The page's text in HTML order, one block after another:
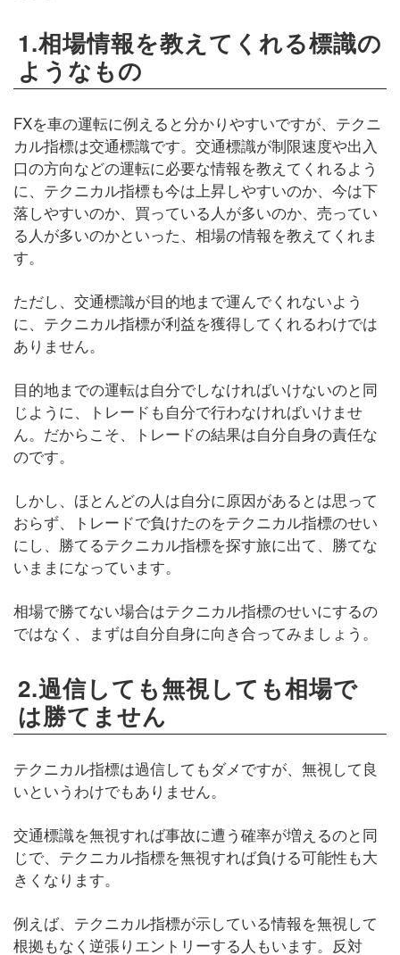
1.相場情報を教えてくれる標識の
ようなもの
FXを車の運転に例えると分かりやすいですが、テクニ
カル指標は交通標識です。交通標識が制限速度や出入
口の方向などの運転に必要な情報を教えてくれるよう
に、テクニカル指標も今は上昇しやすいのか、今は下
落しやすいのか、買っている人が多いのか、売ってい
る人が多いのかといった、相場の情報を教えてくれま
す。
ただし、交通標識が目的地まで運んでくれないよう
に、テクニカル指標が利益を獲得してくれるわけでは
ありません。
目的地までの運転は自分でしなければいけないのと同
じように、トレードも自分で行わなければいけませ
ん。だからこそ、トレードの結果は自分自身の責任な
のです。
しかし、ほとんどの人は自分に原因があるとは思って
おらず、トレードで負けたのをテクニカル指標のせい
にし、勝てるテクニカル指標を探す旅に出て、勝てな
いままになっています。
相場で勝てない場合はテクニカル指標のせいにするの
ではなく、まずは自分自身に向き合ってみましょう。
2.過信しても無視しても相場で
は勝てません
テクニカル指標は過信してもダメですが、無視して良
いというわけでもありません。
交通標識を無視すれば事故に遭う確率が増えるのと同
じで、テクニカル指標を無視すれば負ける可能性も大
きくなります。
例えば、テクニカル指標が示している情報を無視して
根拠もなく逆張りエントリーする人もいます。反対